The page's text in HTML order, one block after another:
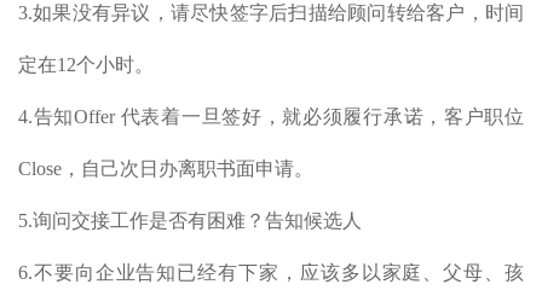
3.如果没有异议，请尽快签字后扫描给顾问转给客户，时间
定在12个小时。
4.告知Offer 代表着一旦签好，就必须履行承诺，客户职位
Close，自己次日办离职书面申请。
5.询问交接工作是否有困难？告知候选人
6.不要向企业告知已经有下家，应该多以家庭、父母、孩